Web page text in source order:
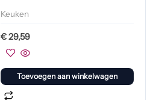
Keuken
€29,59
Toevoegen aan winkelwagen